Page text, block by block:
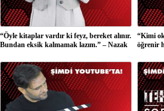
“Öyle kitaplar vardır ki feyz, bereket alınır.
Bundan eksik kalmamak lazım.” – Nazak
“Kimi
öğrenir